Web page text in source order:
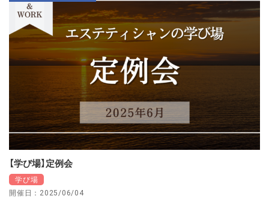
【学び場】定例会
学び場
開催日：2025/06/04